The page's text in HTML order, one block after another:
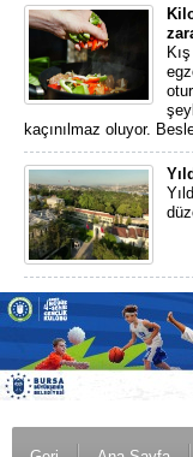
kaçınılmaz oluyor.